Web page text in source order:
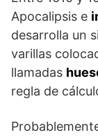
Apocalipsis e
desarrolla un
varillas
llamadas
regla de